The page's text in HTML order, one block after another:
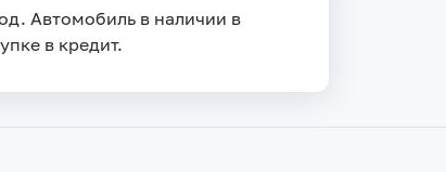
Автомобиль в наличии в
в кредит.